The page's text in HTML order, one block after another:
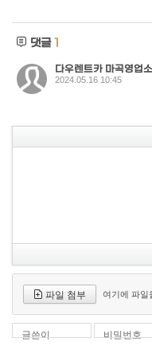
댓글1
다우렌트카 마곡영업소
2024.05.16 10:45
파일 첨부 여기에 파일
글쓴이 비밀번호